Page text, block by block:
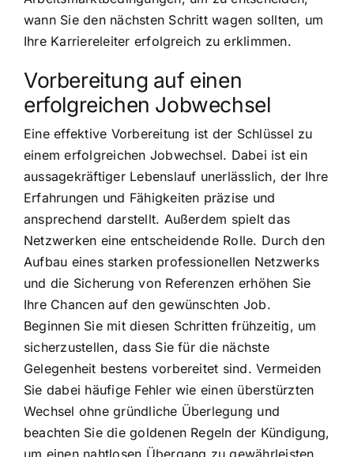
wann Sie den nächsten Schritt wagen sollten, um
Ihre Karriereleiter erfolgreich zu erklimmen.
Vorbereitung auf einen
erfolgreichen Jobwechsel
Eine effektive Vorbereitung ist der Schlüssel zu
einem erfolgreichen Jobwechsel. Dabei ist ein
aussagekräftiger Lebenslauf unerlässlich, der Ihre
Erfahrungen und Fähigkeiten präzise und
ansprechend darstellt. Außerdem spielt das
Netzwerken eine entscheidende Rolle. Durch den
Aufbau eines starken professionellen Netzwerks
und die Sicherung von Referenzen erhöhen Sie
Ihre Chancen auf den gewünschten Job.
Beginnen Sie mit diesen Schritten frühzeitig, um
sicherzustellen, dass Sie für die nächste
Gelegenheit bestens vorbereitet sind. Vermeiden
Sie dabei häufige Fehler wie einen überstürzten
Wechsel ohne gründliche Überlegung und
beachten Sie die goldenen Regeln der Kündigung,
um einen nahtlosen Übergang zu gewährleisten.